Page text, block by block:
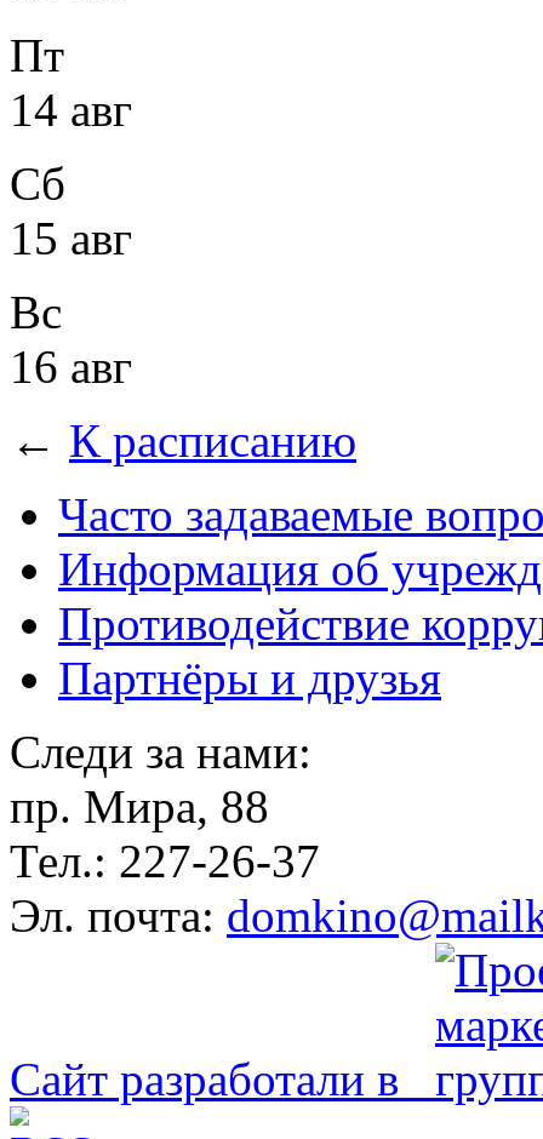
Пт
14 авг
Сб
15 авг
Вс
16 авг
← К расписанию
Часто задаваемые
Информация об
Противодействие
Партнёры и друзья
Следи за нами:
пр. Мира, 88
Тел.: 227-26-37
Эл. почта:
Сайт разработали в